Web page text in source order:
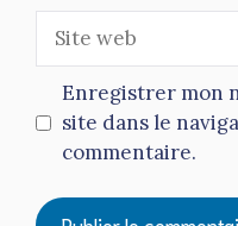
web
Enregistrer mon
site dans le
commentaire.